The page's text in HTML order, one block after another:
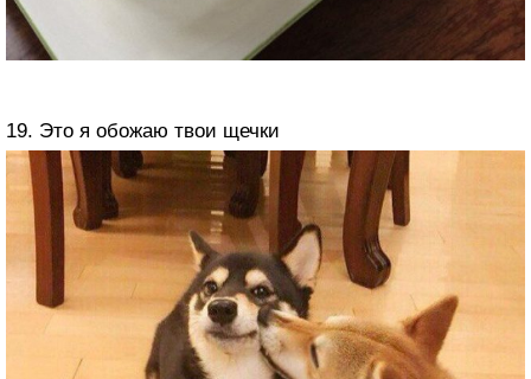
19. Это я обожаю твои щечки